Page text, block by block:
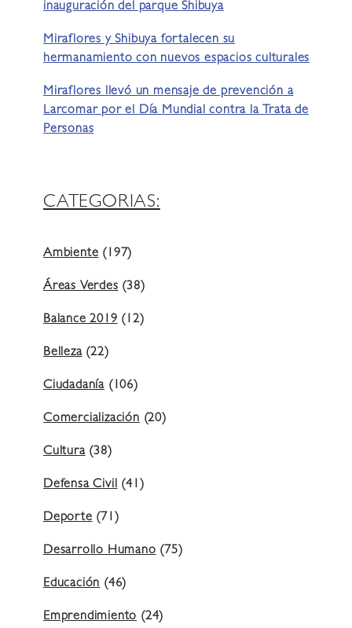
inauguración del parque Shibuya
Miraflores y Shibuya fortalecen su
hermanamiento con nuevos espacios culturales
Miraflores llevó un mensaje de prevención a
Larcomar por el Día Mundial contra la Trata de
Personas
CATEGORIAS:
Ambiente(197)
Áreas Verdes(38)
Balance 2019(12)
Belleza(22)
Ciudadanía (106)
Comercialización(20)
Cultura(38)
Defensa Civil(41)
Deporte(71)
Desarrollo Humano(75)
Educación(46)
Emprendimiento(24)